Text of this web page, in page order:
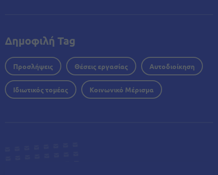
Δημοφιλή Tag
Προσλήψεις Θέσεις εργασίας Αυτοδιοίκηση
Ιδιωτικός τομέας Κοινωνικό Μέρισμα